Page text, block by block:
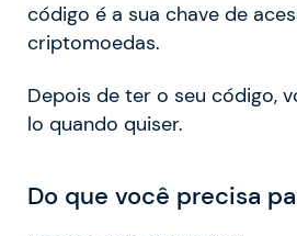
código é a sua chave de
criptomoedas.
Depois de ter o seu código,
lo quando quiser.
Do que você precisa